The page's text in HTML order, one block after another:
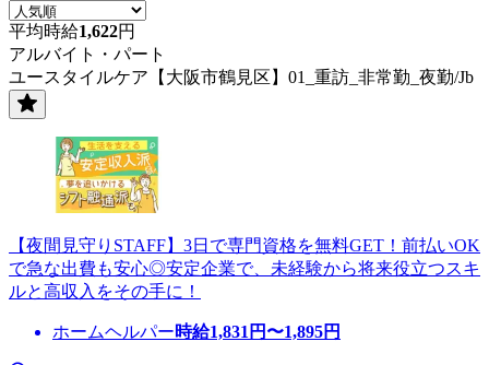
平均時給1,622円
アルバイト・パート
ユースタイルケア【大阪市鶴見区】01_重訪_非常勤_夜勤/Jb
【夜間見守りSTAFF】3日で専門資格を無料GET！前払いOK
で急な出費も安心◎安定企業で、未経験から将来役立つスキ
ルと高収入をその手に！
ホームヘルパー時給1,831 円〜1,895円